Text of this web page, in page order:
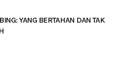
YANG BERTAHAN DAN TAK